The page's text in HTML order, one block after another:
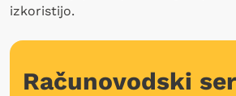
izkoristijo.
Računovodski